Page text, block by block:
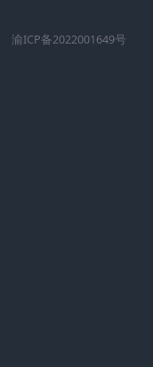
渝ICP备2022001649号